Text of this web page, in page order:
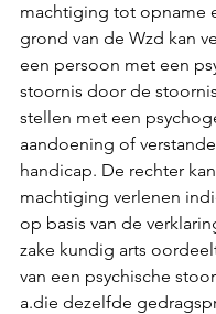
machtiging tot opname
grond van de Wzd kan
een persoon met een
stoornis door de
stellen met een
aandoening of
handicap. De rechter
machtiging verlenen
op basis van de
zake kundig arts
van een psychische
a.die dezelfde